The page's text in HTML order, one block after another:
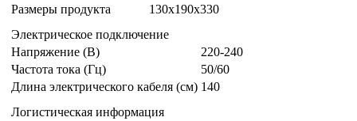
Размеры продукта
130x190x330
Электрическое подключение
Напряжение (В)
220-240
Частота тока (Гц)
50/60
Длина электрического кабеля (см) 140
Логистическая информация